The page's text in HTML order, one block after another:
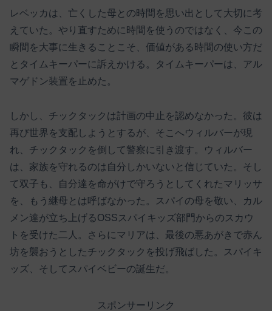
レベッカは、亡くした母との時間を思い出として大切に考
えていた。やり直すために時間を使うのではなく、今この
瞬間を大事に生きることこそ、価値がある時間の使い方だ
とタイムキーパーに訴えかける。タイムキーパーは、アル
マゲドン装置を止めた。
しかし、チックタックは計画の中止を認めなかった。彼は
再び世界を支配しようとするが、そこへウィルバーが現
れ、チックタックを倒して警察に引き渡す。ウィルバー
は、家族を守れるのは自分しかいないと信じていた。そし
て双子も、自分達を命がけで守ろうとしてくれたマリッサ
を、もう継母とは呼ばなかった。スパイの母を敬い、カル
メン達が立ち上げるOSSスパイキッズ部門からのスカウ
トを受けた二人。さらにマリアは、最後の悪あがきで赤ん
坊を襲おうとしたチックタックを投げ飛ばした。スパイキ
ッズ、そしてスパイベビーの誕生だ。
スポンサーリンク